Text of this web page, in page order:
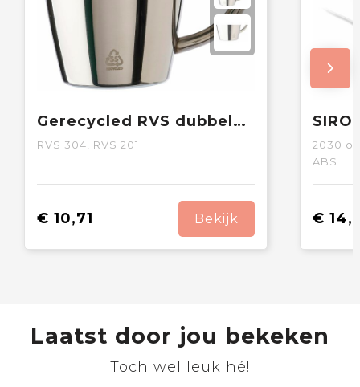
Gerecycled RVS dubbelwandige mokken Naya
RVS 304, RVS 201
€ 10,71 Bekijk
2030
ABS
€
Laatst door jou bekeken
Toch wel leuk hé!